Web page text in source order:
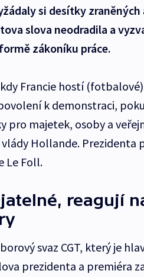
si desítky
slova neodradila a
zákoníku práce.
Francie hostí
k demonstraci,
pro majetek, osoby a
vlády Hollande. Prezidenta
Le Foll.
reagují
svaz CGT, který je
prezidenta a premiéra